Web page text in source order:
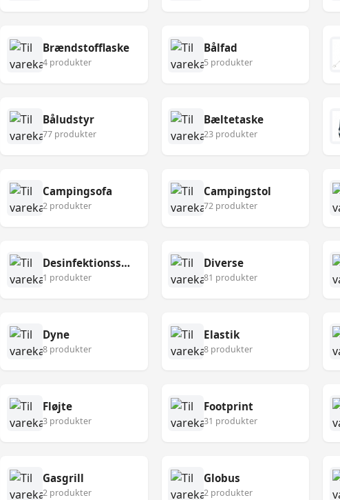
Brændstofflaske
4 produkter
Bålfad
5 produkter
Båludstyr
77 produkter
Bæltetaske
23 produkter
Campingsofa
2 produkter
Campingstol
72 produkter
Desinfektionsservietter
1 produkter
Diverse
81 produkter
Dyne
8 produkter
Elastik
8 produkter
Fløjte
3 produkter
Footprint
31 produkter
Gasgrill
2 produkter
Globus
2 produkter